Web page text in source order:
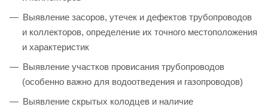
Выявление засоров, утечек и дефектов трубопроводов
и коллекторов, определение их точного местоположения
и характеристик
Выявление участков провисания трубопроводов
(особенно важно для водоотведения и газопроводов)
Выявление скрытых колодцев и наличие